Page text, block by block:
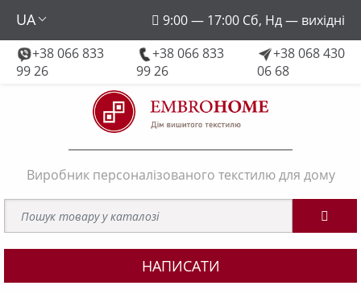
UA
9:00 — 17:00 Сб, Нд — вихідні
+38 066 833
99 26
+38 066 833
99 26
+38 068 430
06 68
embroforhome@gmail.com
Виробник персоналізованого текстилю для дому
НАПИСАТИ